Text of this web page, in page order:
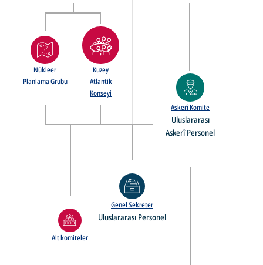
Nükleer
Planlama Grubu
Kuzey
Atlantik
Konseyi
Alt komiteler
Genel Sekreter
Uluslararası Personel
Askerî Komite
Uluslararası
Askerî Personel